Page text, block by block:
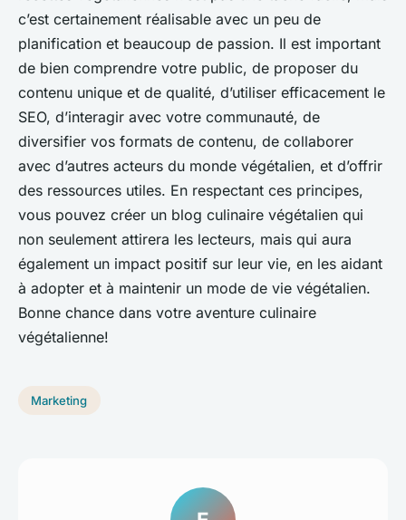
c’est certainement réalisable avec un peu de
planification et beaucoup de passion. Il est important
de bien comprendre votre public, de proposer du
contenu unique et de qualité, d’utiliser efficacement le
SEO, d’interagir avec votre communauté, de
diversifier vos formats de contenu, de collaborer
avec d’autres acteurs du monde végétalien, et d’offrir
des ressources utiles. En respectant ces principes,
vous pouvez créer un blog culinaire végétalien qui
non seulement attirera les lecteurs, mais qui aura
également un impact positif sur leur vie, en les aidant
à adopter et à maintenir un mode de vie végétalien.
Bonne chance dans votre aventure culinaire
végétalienne!
Marketing